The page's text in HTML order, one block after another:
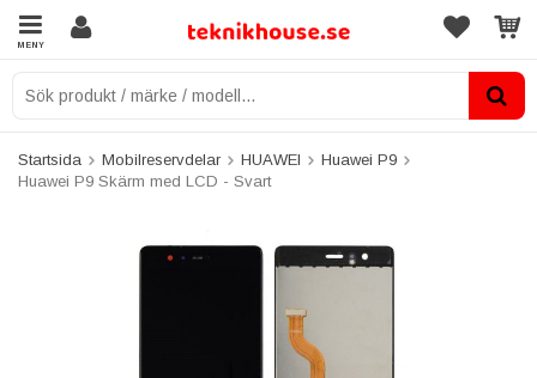
MENY
Startsida Mobilreservdelar HUAWEI
Huawei P9
Huawei P9 Skärm med LCD - Svart